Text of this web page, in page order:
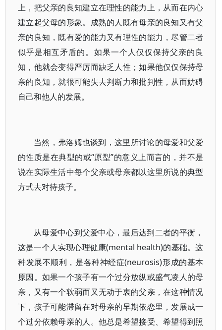
上，把父亲的良知建立在理性的能力上，从而在内心
建立起父母的形象。成熟的人既有母亲的良知又有父
亲的良知，既有爱的能力又有理性的能力，尽管二者
似乎是相互矛盾的。如果一个人仅仅保持父亲的良
知，他就会变得严厉而缺乏人性；如果他仅仅保持母
亲的良知，就很可能失去判断力和批判性，从而妨碍
自己和他人的发展。
当然，弗洛姆也谈到，这里所讨论的母爱和父爱
的性质是在典型的或“原型”的意义上而言的，并不是
说在实际生活中每个父亲或母亲都以这里所说的典型
方式去对待孩子。
从母爱中心到父爱中心，最后达到二者的平衡，
这是一个人实现心理健康(mental health)的基础。这
种发展不顺利，是各种神经症(neurosis)形成的基本
原因。如果一个孩子有一个过分放纵或盛气凌人的母
亲，又有一个软弱而又无动于衷的父亲，在这种情况
下，孩子可能滞留在对母亲的早期依恋里，发展成一
个过分依赖母亲的人。他总是希望接受、希望得到照